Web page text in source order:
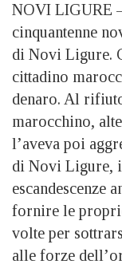
NOVI LIGURE
cinquantenne
di Novi Ligure.
cittadino
denaro. Al
marocchino,
l’aveva poi
di Novi Ligure,
escandescenze
fornire le
volte per
alle forze